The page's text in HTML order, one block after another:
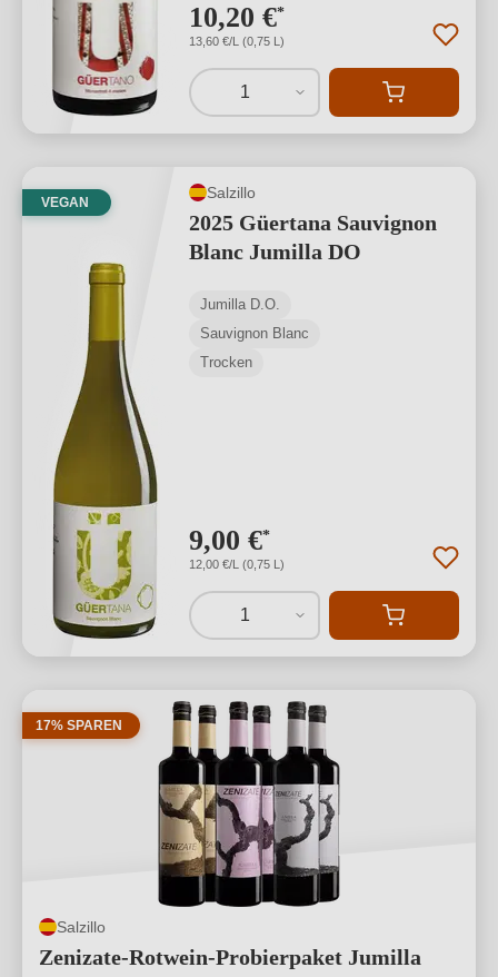
10,20 €*
13,60 €/L (0,75 L)
1
VEGAN
Salzillo
2025 Güertana Sauvignon
Blanc Jumilla DO
Jumilla D.O.
Sauvignon Blanc
Trocken
9,00 €*
12,00 €/L (0,75 L)
1
17% SPAREN
Salzillo
Zenizate-Rotwein-Probierpaket Jumilla